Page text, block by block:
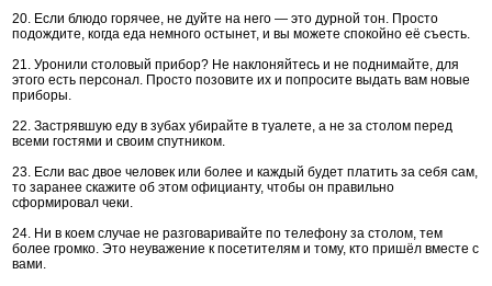
20. Если блюдо горячее, не дуйте на него — это дурной тон. Просто
подождите, когда еда немного остынет, и вы можете спокойно её съесть.
21. Уронили столовый прибор? Не наклоняйтесь и не поднимайте, для
этого есть персонал. Просто позовите их и попросите выдать вам новые
приборы.
22. Застрявшую еду в зубах убирайте в туалете, а не за столом перед
всеми гостями и своим спутником.
23. Если вас двое человек или более и каждый будет платить за себя сам,
то заранее скажите об этом официанту, чтобы он правильно
сформировал чеки.
24. Ни в коем случае не разговаривайте по телефону за столом, тем
более громко. Это неуважение к посетителям и тому, кто пришёл вместе с
вами.